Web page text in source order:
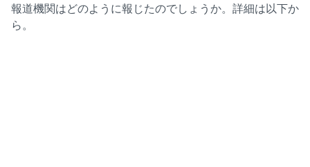
報道機関はどのように報じたのでしょうか。詳細は以下か
ら。